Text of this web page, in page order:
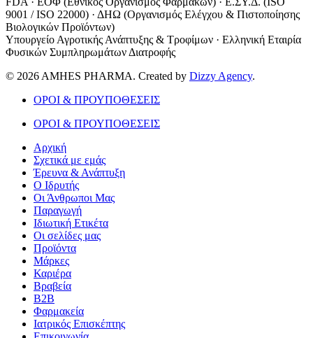
9001 / ISO 22000) · ΔΗΩ (Οργανισμός Ελέγχου & Πιστοποίησης
Βιολογικών Προϊόντων)
Υπουργείο Αγροτικής Ανάπτυξης & Τροφίμων · Ελληνική Εταιρία
Φυσικών Συμπληρωμάτων Διατροφής
© 2026 AMHES PHARMA. Created by Dizzy Agency.
ΟΡΟΙ & ΠΡΟΥΠΟΘΕΣΕΙΣ
ΟΡΟΙ & ΠΡΟΥΠΟΘΕΣΕΙΣ
Αρχική
Σχετικά με εμάς
Έρευνα & Ανάπτυξη
Ο Ιδρυτής
Οι Άνθρωποι Μας
Παραγωγή
Ιδιωτική Ετικέτα
Οι σελίδες μας
Προϊόντα
Μάρκες
Καριέρα
Βραβεία
B2B
Φαρμακεία
Ιατρικός Επισκέπτης